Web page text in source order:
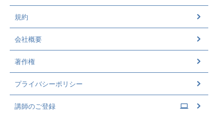
規約
会社概要
著作権
プライバシーポリシー
講師のご登録